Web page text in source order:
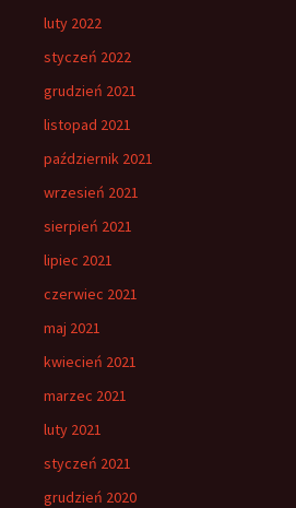
luty 2022
styczeń 2022
grudzień 2021
listopad 2021
październik 2021
wrzesień 2021
sierpień 2021
lipiec 2021
czerwiec 2021
maj 2021
kwiecień 2021
marzec 2021
luty 2021
styczeń 2021
grudzień 2020